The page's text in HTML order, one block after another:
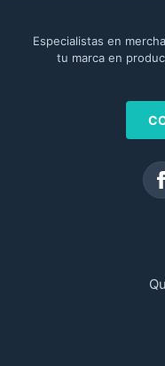
Especialistas en
tu marca en